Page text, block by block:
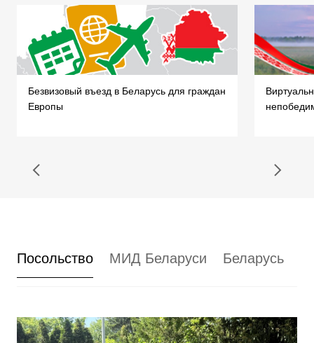
Безвизовый въезд в Беларусь для граждан
Европы
Посольство МИД Беларуси Беларусь